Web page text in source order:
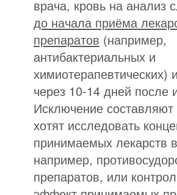
врача, кровь на анализ
до начала приёма
препаратов (например,
антибактериальных и
химиотерапевтических)
через 10-14 дней после
Исключение составляют
хотят исследовать
принимаемых лекарств
например,
препаратов, или